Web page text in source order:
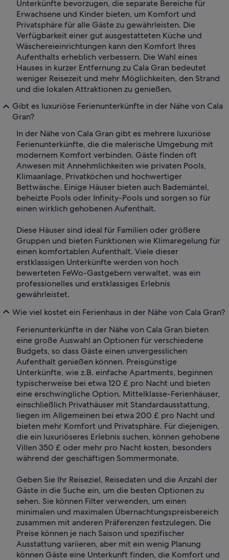
Unterkünfte bevorzugen, die separate Bereiche für
Erwachsene und Kinder bieten, um Komfort und
Privatsphäre für alle Gäste zu gewährleisten. Die
Verfügbarkeit einer gut ausgestatteten Küche und
Wäschereieinrichtungen kann den Komfort Ihres
Aufenthalts erheblich verbessern. Die Wahl eines
Hauses in kurzer Entfernung zu Cala Gran bedeutet
weniger Reisezeit und mehr Möglichkeiten, den Strand
und die lokalen Attraktionen zu genießen.
Gibt es luxuriöse Ferienunterkünfte in der Nähe von Cala
Gran?
In der Nähe von Cala Gran gibt es mehrere luxuriöse
Ferienunterkünfte, die die malerische Umgebung mit
modernem Komfort verbinden. Gäste finden oft
Anwesen mit Annehmlichkeiten wie privaten Pools,
Klimaanlage, Privatköchen und hochwertiger
Bettwäsche. Einige Häuser bieten auch Bademäntel,
beheizte Pools oder Infinity-Pools und sorgen so für
einen wirklich gehobenen Aufenthalt.
Diese Häuser sind ideal für Familien oder größere
Gruppen und bieten Funktionen wie Klimaregelung für
einen komfortablen Aufenthalt. Viele dieser
erstklassigen Unterkünfte werden von hoch
bewerteten FeWo-Gastgebern verwaltet, was ein
professionelles und erstklassiges Erlebnis
gewährleistet.
Wie viel kostet ein Ferienhaus in der Nähe von Cala Gran?
Ferienunterkünfte in der Nähe von Cala Gran bieten
eine große Auswahl an Optionen für verschiedene
Budgets, so dass Gäste einen unvergesslichen
Aufenthalt genießen können. Preisgünstige
Unterkünfte, wie z.B. einfache Apartments, beginnen
typischerweise bei etwa 120 £ pro Nacht und bieten
eine erschwingliche Option. Mittelklasse-Ferienhäuser,
einschließlich Privathäuser mit Standardausstattung,
liegen im Allgemeinen bei etwa 200 £ pro Nacht und
bieten mehr Komfort und Privatsphäre. Für diejenigen,
die ein luxuriöseres Erlebnis suchen, können gehobene
Villen 350 £ oder mehr pro Nacht kosten, besonders
während der geschäftigen Sommermonate.
Geben Sie Ihr Reiseziel, Reisedaten und die Anzahl der
Gäste in die Suche ein, um die besten Optionen zu
sehen. Sie können Filter verwenden, um einen
minimalen und maximalen Übernachtungspreisbereich
zusammen mit anderen Präferenzen festzulegen. Die
Preise können je nach Saison und spezifischer
Ausstattung variieren, aber mit ein wenig Planung
können Gäste eine Unterkunft finden, die Komfort und